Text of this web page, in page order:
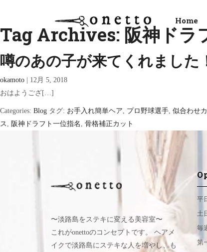
Home
Tag Archives: 阪神ドラ
噂のあの子が来てくれました
okamoto
12月 5, 2018
おはようござ[…]
Categories: Blog タグ: お手入れ簡単ヘア, プロ野球選手, 似合わせ
ス , 阪神ドラフト一位指名 , 骨格補正カット
〜淡路島をステキに変える美容室〜
これがonettoのコンセプトです。 ヘアメ
イクで淡路島にステキな人を増やし、も
平
土
毎
第